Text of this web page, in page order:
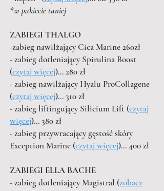
*w pakiecie taniej
ZABIEGI THALGO
​-zabieg nawilżający Cica Marine 260zł
- zabieg dotleniający Spirulina Boost
(czytaj więcej)... 280 zł
- zabieg nawilżający Hyalu ProCollagene
(czytaj więcej)... 310 zł
- zabieg liftingujący Silicium Lift (czytaj
więcej)... 380 zł
- zabieg przywracający gęstość skóry
Exception Marine (czytaj więcej)... 400 zł
ZABIEGI ELLA BACHE
- zabieg dotleniający Magistral (zobacz